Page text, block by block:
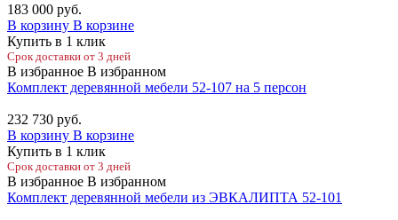
183 000 руб.
В корзину В корзине
Купить в 1 клик
Срок доставки от 3 дней
В избранное В избранном
Комплект деревянной мебели 52-107 на 5 персон
232 730 руб.
В корзину В корзине
Купить в 1 клик
Срок доставки от 3 дней
В избранное В избранном
Комплект деревянной мебели из ЭВКАЛИПТА 52-101